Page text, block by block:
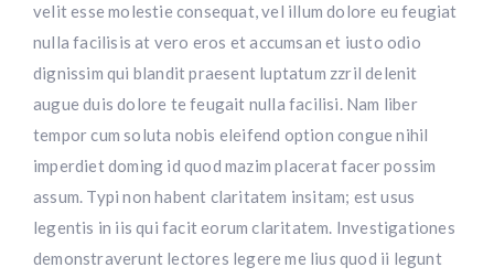
velit esse molestie consequat, vel illum dolore eu feugiat
nulla facilisis at vero eros et accumsan et iusto odio
dignissim qui blandit praesent luptatum zzril delenit
augue duis dolore te feugait nulla facilisi. Nam liber
tempor cum soluta nobis eleifend option congue nihil
imperdiet doming id quod mazim placerat facer possim
assum. Typi non habent claritatem insitam; est usus
legentis in iis qui facit eorum claritatem. Investigationes
demonstraverunt lectores legere me lius quod ii legunt